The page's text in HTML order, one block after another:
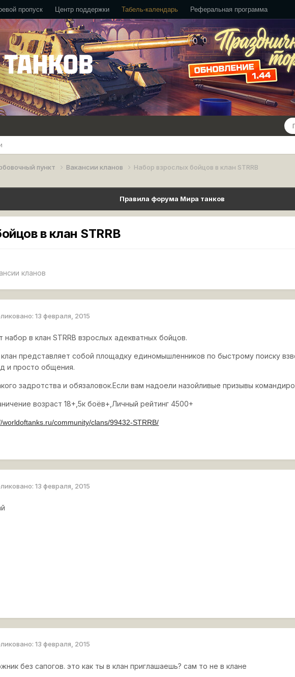
пропуск Центр поддержки Табель-календарь Реферальная программа
пункт Вакансии кланов Набор взрослых бойцов в клан STRRB
Правила форума Мира танков
в клан STRRB
кланов
13 февраля, 2015
набор в клан STRRB взрослых адекватных бойцов.
представляет собой площадку единомышленников по быстрому поиску
и просто общения.
задротства и обязаловок.Если вам надоели назойливые призывы
возраст 18+,5к боёв+,Личный рейтинг 4500+
worldoftanks.ru/community/clans/99432-STRRB/
13 февраля, 2015
13 февраля, 2015
без сапогов. это как ты в клан приглашаешь? сам то не в клане